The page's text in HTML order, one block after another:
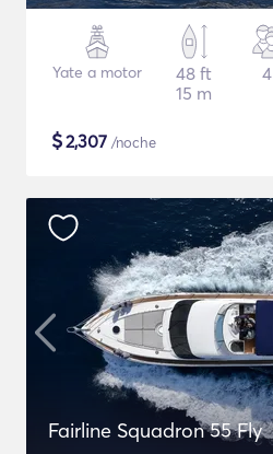
Yate a motor
48 ft
15 m
4
$2,307 /noche
Fairline Squadron 55 Fly